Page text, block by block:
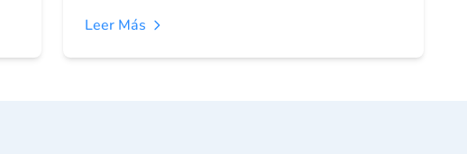
la rotación.
Leer Más